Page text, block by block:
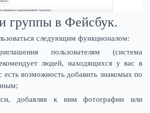
группы в Фейсбук.
следующим функционалом:
пользователям (система
людей, находящихся у вас в
есть возможность добавить знакомых по
добавляя к ним фотографии или